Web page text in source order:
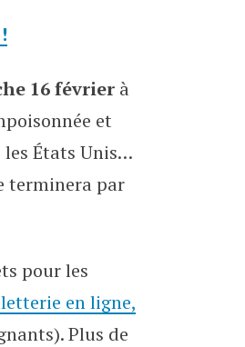
16 février à
et
États Unis…
terminera par
pour les
en ligne,
Plus de